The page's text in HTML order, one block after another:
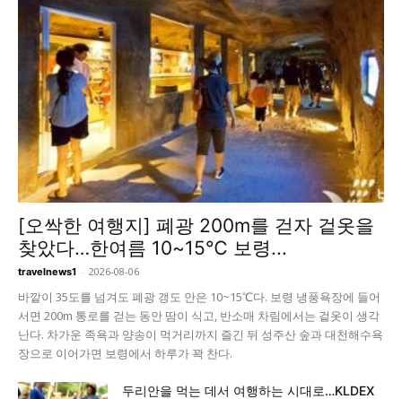
[오싹한 여행지] 폐광 200m를 걷자 겉옷을
찾았다…한여름 10~15℃ 보령...
travelnews1 - 2026-08-06
바깥이 35도를 넘겨도 폐광 갱도 안은 10~15℃다. 보령 냉풍욕장에 들어
서면 200m 통로를 걷는 동안 땀이 식고, 반소매 차림에서는 겉옷이 생각
난다. 차가운 족욕과 양송이 먹거리까지 즐긴 뒤 성주산 숲과 대천해수욕
장으로 이어가면 보령에서 하루가 꽉 찬다.
두리안을 먹는 데서 여행하는 시대로…KLDEX